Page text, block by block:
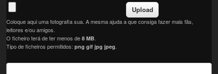
Coloque aqui uma fotografia sua. A mesma ajuda a que consiga fazer mais fãs,
leitores e/ou amigos.
O ficheiro terá de ter menos de8 MB
Tipo de ficheiros permitidos:png gif jpg jpeg